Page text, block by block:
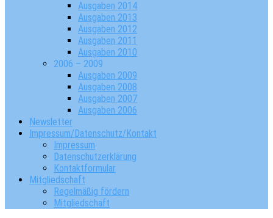
Ausgaben 2014
Ausgaben 2013
Ausgaben 2012
Ausgaben 2011
Ausgaben 2010
2006 – 2009
Ausgaben 2009
Ausgaben 2008
Ausgaben 2007
Ausgaben 2006
Newsletter
Impressum/Datenschutz/Kontakt
Impressum
Datenschutzerklärung
Kontaktformular
Mitgliedschaft
Regelmäßig fördern
Mitgliedschaft